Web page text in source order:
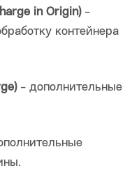
in Origin)-
контейнера
- дополнительные